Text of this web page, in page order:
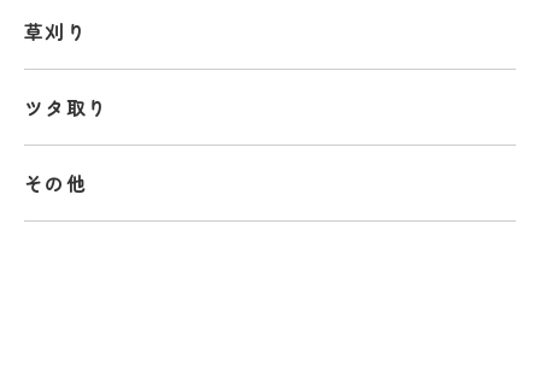
草刈り
ツタ取り
その他